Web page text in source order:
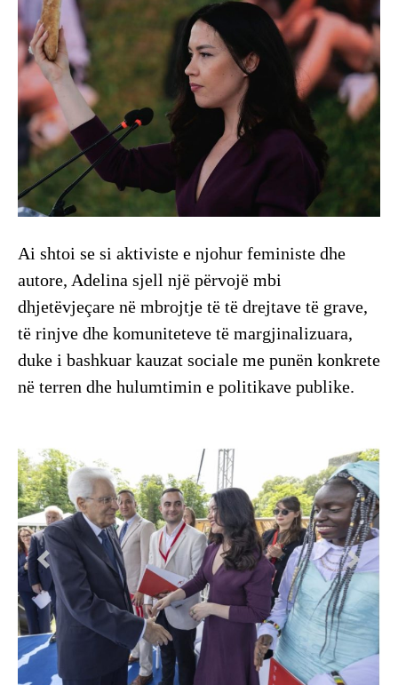
Ai shtoi se si aktiviste e njohur feministe dhe
autore, Adelina sjell një përvojë mbi
dhjetëvjeçare në mbrojtje të të drejtave të grave,
të rinjve dhe komuniteteve të margjinalizuara,
duke i bashkuar kauzat sociale me punën konkrete
në terren dhe hulumtimin e politikave publike.